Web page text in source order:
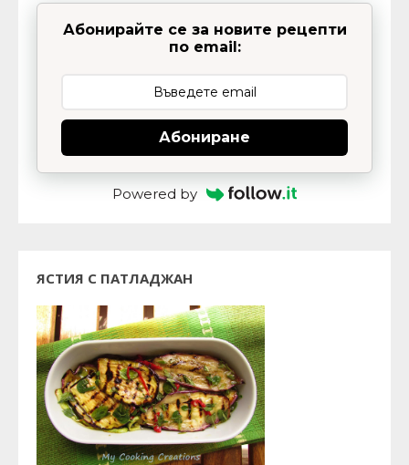
Абонирайте се за новите рецепти
по email:
Абониране
Powered by
ЯСТИЯ С ПАТЛАДЖАН